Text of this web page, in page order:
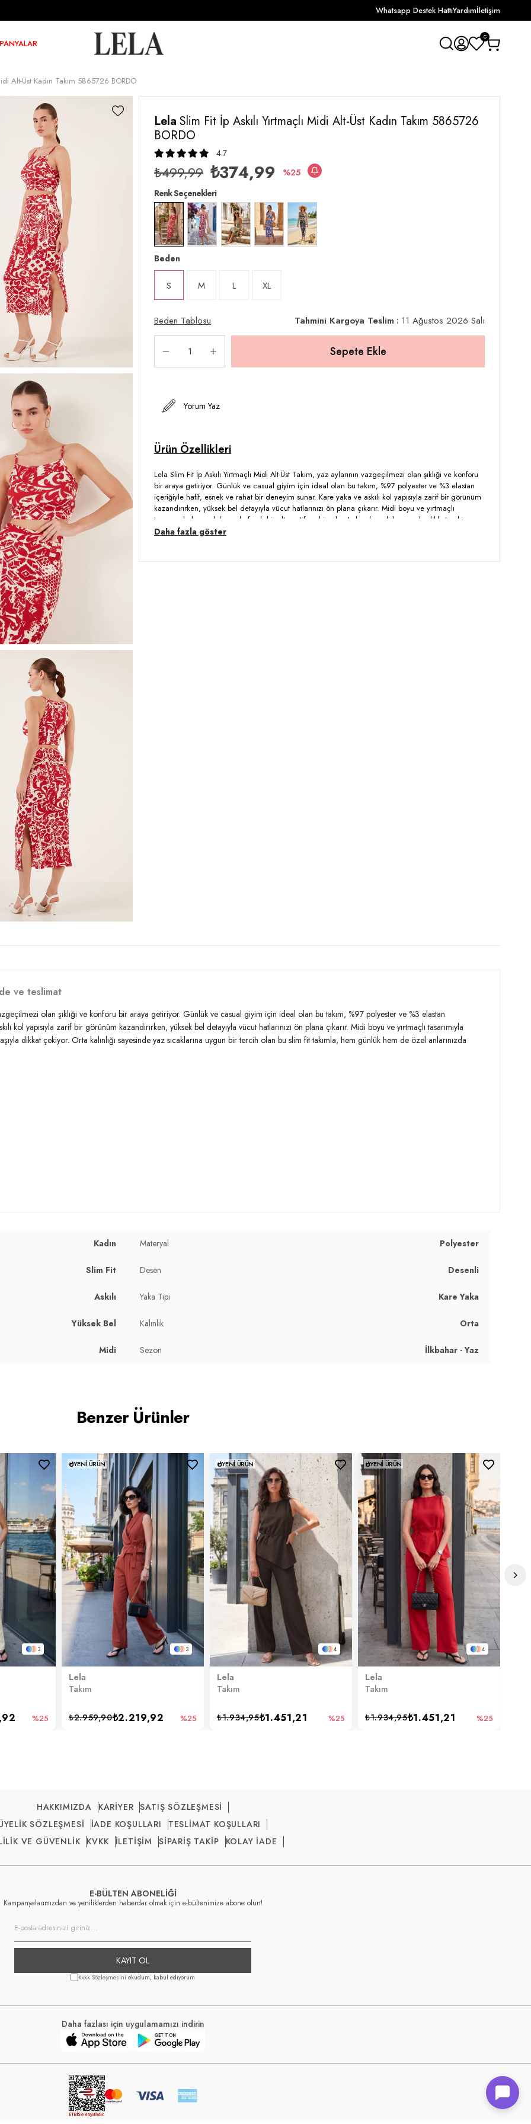
Whatsapp Destek HattıYardımİletişim
0
Alt-Üst Kadın Takım 5865726 BORDO
Lela Slim Fit İp Askılı Yırtmaçlı Midi Alt-Üst Kadın Takım 5865726
BORDO
4.7
₺499,99 ₺374,99
25
Renk Seçenekleri
Beden
S M L XL
Beden Tablosu Tahmini Kargoya Teslim : 11 Ağustos 2026 Salı
Yorum Yaz
Lela Slim Fit İp Askılı Yırtmaçlı Midi Alt-Üst Takım, yaz aylarının vazgeçilmezi olan şıklığı ve konforu
bir araya getiriyor. Günlük ve casual giyim için ideal olan bu takım, %97 polyester ve %3 elastan
içeriğiyle hafif, esnek ve rahat bir deneyim sunar. Kare yaka ve askılı kol yapısıyla zarif bir görünüm
kazandırırken, yüksek bel detayıyla vücut hatlarınızı ön plana çıkarır. Midi boyu ve yırtmaçlı
tasarımıyla hem şık hem de ferah bir alternatife sahip olan Lela, desenli kumaşıyla dikkat çekiyor.
Orta kalınlığı sayesinde yaz sıcaklarına uygun bir tercih olan bu slim fit takımla, hem günlük hem
Daha fazla göster
ve teslimat
olan şıklığı ve konforu bir araya getiriyor. Günlük ve casual giyim için ideal olan bu takım, %97 polyester ve %3 elastan
yapısıyla zarif bir görünüm kazandırırken, yüksek bel detayıyla vücut hatlarınızı ön plana çıkarır. Midi boyu ve yırtmaçlı tasarımıyla
dikkat çekiyor. Orta kalınlığı sayesinde yaz sıcaklarına uygun bir tercih olan bu slim fit takımla, hem günlük hem de özel anlarınızda
Kadın Materyal Polyester
Slim Fit Desen Desenli
Askılı Yaka Tipi Kare Yaka
Yüksek Bel Kalınlık Orta
Midi Sezon İlkbahar - Yaz
Benzer Ürünler
3
%25
3
Lela
Takım
₺2.219,92
₺2.959,90 %25
YENI ÜRÜN
4
Lela
Takım
₺1.451,21
₺1.934,95 %25
YENI ÜRÜN
4
Lela
Takım
₺1.451,21
₺1.934,95 %25
YENI ÜRÜN
HAKKIMIZDA KARİYER SATIŞ SÖZLEŞMESİ
SÖZLEŞMESİ
İADE KOŞULLARI
TESLİMAT KOŞULLARI
VE GÜVENLİK KVKK İLETİŞİM SİPARİŞ TAKİP KOLAY İADE
E-BÜLTEN ABONELİĞİ
Kampanyalarımızdan ve yeniliklerden haberdar olmak için e-bültenimize abone olun!
KAYIT OL
Kvkk Sözleşmesini okudum, kabul ediyorum
Daha fazlası için uygulamamızı indirin